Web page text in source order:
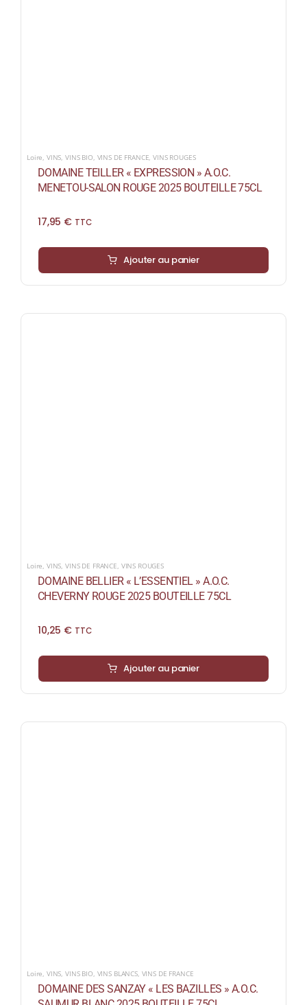
Loire, VINS,VINS BIO, VINS DE FRANCE,VINS ROUGES
DOMAINE TEILLER « EXPRESSION » A.O.C.
MENETOU-SALON ROUGE 2025 BOUTEILLE 75CL
17,95 € TTC
Ajouter au panier
Loire VINS ,VINS DE FRANCE VINS ROUGES
DOMAINE BELLIER « L’ESSENTIEL » A.O.C.
CHEVERNY ROUGE 2025 BOUTEILLE 75CL
10,25 € TTC
Ajouter au panier
Loire, VINS,VINS BIO, VINS BLANCS, VINS DE FRANCE
DOMAINE DES SANZAY « LES BAZILLES » A.O.C.